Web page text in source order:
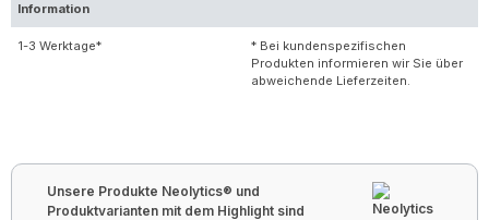
Information
1-3 Werktage*
* Bei kundenspezifischen
Produkten informieren wir Sie über
abweichende Lieferzeiten.
Unsere Produkte Neolytics® und
Produktvarianten mit dem Highlight sind